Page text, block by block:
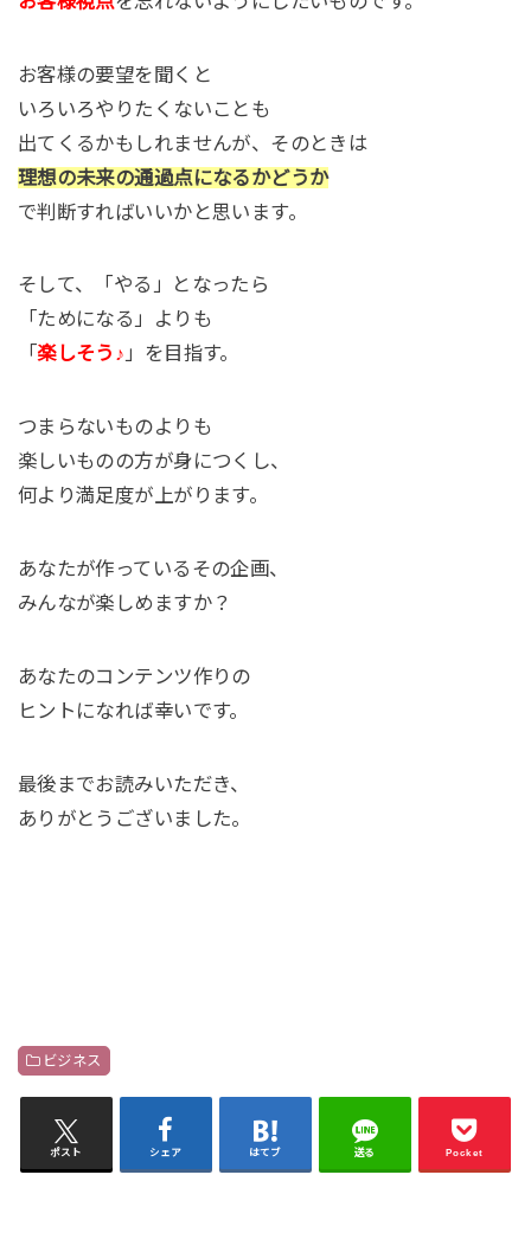
お客様の要望を聞くと
いろいろやりたくないことも
出てくるかもしれませんが、そのときは
理想の未来の通過点になるかどうか
で判断すればいいかと思います。
そして、「やる」となったら
「ためになる」よりも
「 楽しそう♪ 」を目指す。
つまらないものよりも
楽しいものの方が身につくし、
何より満足度が上がります。
あなたが作っているその企画、
みんなが楽しめますか？
あなたのコンテンツ作りの
ヒントになれば幸いです。
最後までお読みいただき、
ありがとうございました。
ビジネス
ポスト シェア はてブ 送る Pocket